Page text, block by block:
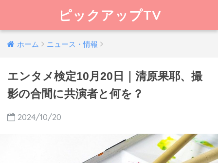
ピックアップTV
ホーム ニュース・情報
エンタメ検定10月20日｜清原果耶、撮
影の合間に共演者と何を？
2024/10/20